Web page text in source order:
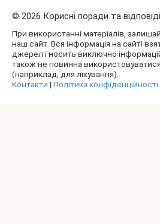
© 2026 Корисні поради та
При використанні матеріалів,
наш сайт. Вся інформація на сайті
джерел і носить виключно
також не повинна
(наприклад, для лікування).
Контакти | Політика конфіденційності